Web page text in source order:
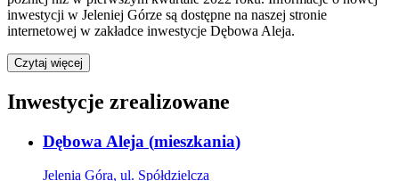
inwestycji w Jeleniej Górze są dostępne na naszej stronie
internetowej w zakładce inwestycje Dębowa Aleja.
Czytaj więcej
Inwestycje zrealizowane
Dębowa Aleja (mieszkania)
Jelenia Góra, ul. Spółdzielcza